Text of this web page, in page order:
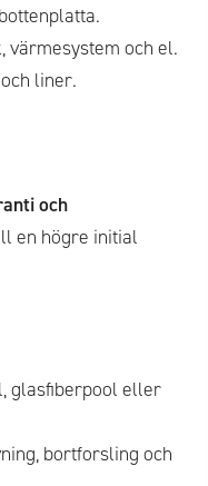
värmesystem och el.
liner.
och
en högre initial
glasfiberpool eller
bortforsling och